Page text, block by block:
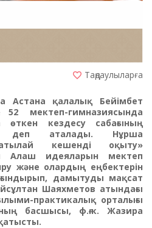
Таңдаулыларға
Астана қалалық Бейімбет
мектеп-гимназиясында
кездесу сабағының
деп аталады.
Нұрша
кешенді оқыту»
Алаш идеяларын мектеп
және олардың еңбектерін
дамытуды мақсат
Шаяхметов атындағы
практикалық орталығы
басшысы, ф.ғ.к. Жазира